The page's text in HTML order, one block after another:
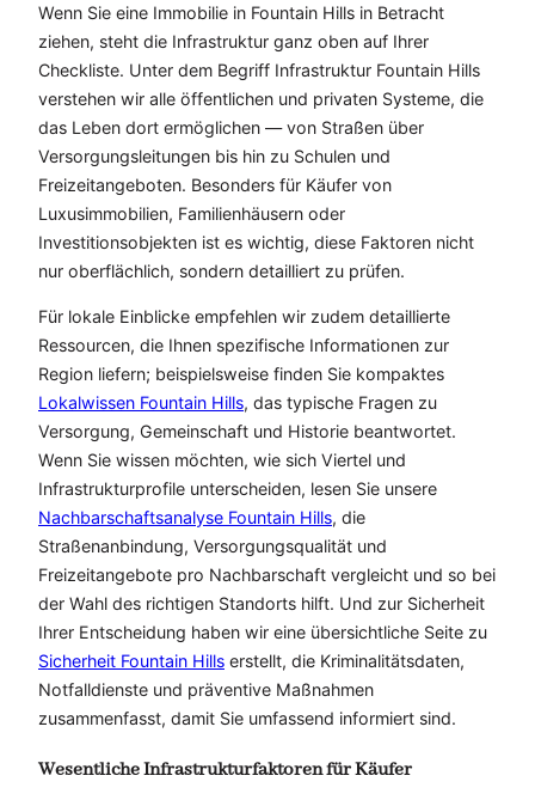
Wenn Sie eine Immobilie in Fountain Hills in Betracht
ziehen, steht die Infrastruktur ganz oben auf Ihrer
Checkliste. Unter dem Begriff Infrastruktur Fountain Hills
verstehen wir alle öffentlichen und privaten Systeme, die
das Leben dort ermöglichen — von Straßen über
Versorgungsleitungen bis hin zu Schulen und
Freizeitangeboten. Besonders für Käufer von
Luxusimmobilien, Familienhäusern oder
Investitionsobjekten ist es wichtig, diese Faktoren nicht
nur oberflächlich, sondern detailliert zu prüfen.
Für lokale Einblicke empfehlen wir zudem detaillierte
Ressourcen, die Ihnen spezifische Informationen zur
Region liefern; beispielsweise finden Sie kompaktes
Lokalwissen Fountain Hills, das typische Fragen zu
Versorgung, Gemeinschaft und Historie beantwortet.
Wenn Sie wissen möchten, wie sich Viertel und
Infrastrukturprofile unterscheiden, lesen Sie unsere
Nachbarschaftsanalyse Fountain Hills, die
Straßenanbindung, Versorgungsqualität und
Freizeitangebote pro Nachbarschaft vergleicht und so bei
der Wahl des richtigen Standorts hilft. Und zur Sicherheit
Ihrer Entscheidung haben wir eine übersichtliche Seite zu
Sicherheit Fountain Hills erstellt, die Kriminalitätsdaten,
Notfalldienste und präventive Maßnahmen
zusammenfasst, damit Sie umfassend informiert sind.
Wesentliche Infrastrukturfaktoren für Käufer